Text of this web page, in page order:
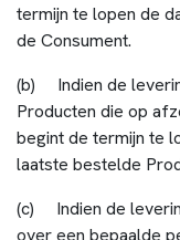
termijn te lopen de
de Consument.
(b) Indien de
Producten die op
begint de termijn te
laatste bestelde
(c) Indien de
over een bepaalde